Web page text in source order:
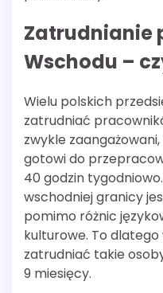
Zatrudnianie
Wschodu –
Wielu polskich
zatrudniać
zwykle
gotowi do
40 godzin
wschodniej granicy
pomimo różnic
kulturowe. To
zatrudniać takie
9 miesięcy.